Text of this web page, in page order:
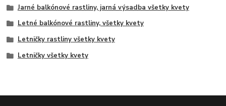
Jarné balkónové rastliny, jarná výsadba všetky kvety
Letné balkónové rastliny, všetky kvety
Letničky rastliny všetky kvety
Letničky všetky kvety